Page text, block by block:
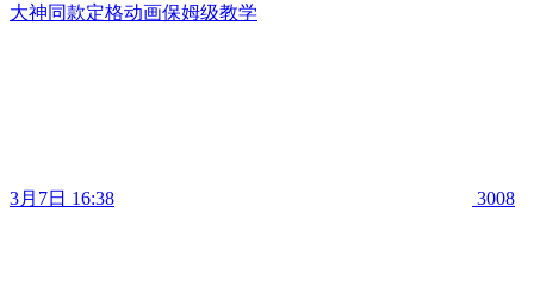
大神同款定格动画保姆级教学
3月7日 16:38 3008